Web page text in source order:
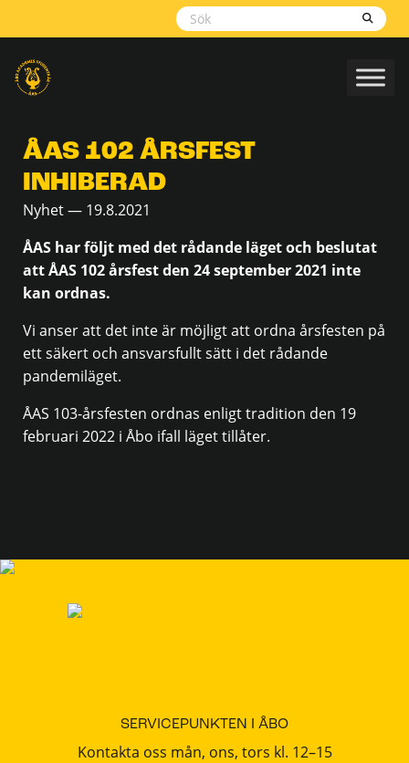
ÅAS 102 ÅRSFEST
INHIBERAD
Nyhet — 19.8.2021
ÅAS har följt med det rådande läget och beslutat
att ÅAS 102 årsfest den 24 september 2021 inte
kan ordnas.
Vi anser att det inte är möjligt att ordna årsfesten på
ett säkert och ansvarsfullt sätt i det rådande
pandemiläget.
ÅAS 103-årsfesten ordnas enligt tradition den 19
februari 2022 i Åbo ifall läget tillåter.
SERVICEPUNKTEN I ÅBO
Kontakta oss mån, ons, tors kl. 12–15